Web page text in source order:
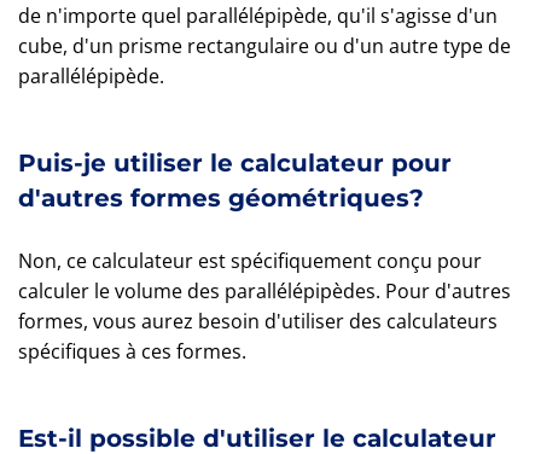
de n'importe quel parallélépipède, qu'il s'agisse d'un
cube, d'un prisme rectangulaire ou d'un autre type de
parallélépipède.
Puis-je utiliser le calculateur pour
d'autres formes géométriques?
Non, ce calculateur est spécifiquement conçu pour
calculer le volume des parallélépipèdes. Pour d'autres
formes, vous aurez besoin d'utiliser des calculateurs
spécifiques à ces formes.
Est-il possible d'utiliser le calculateur